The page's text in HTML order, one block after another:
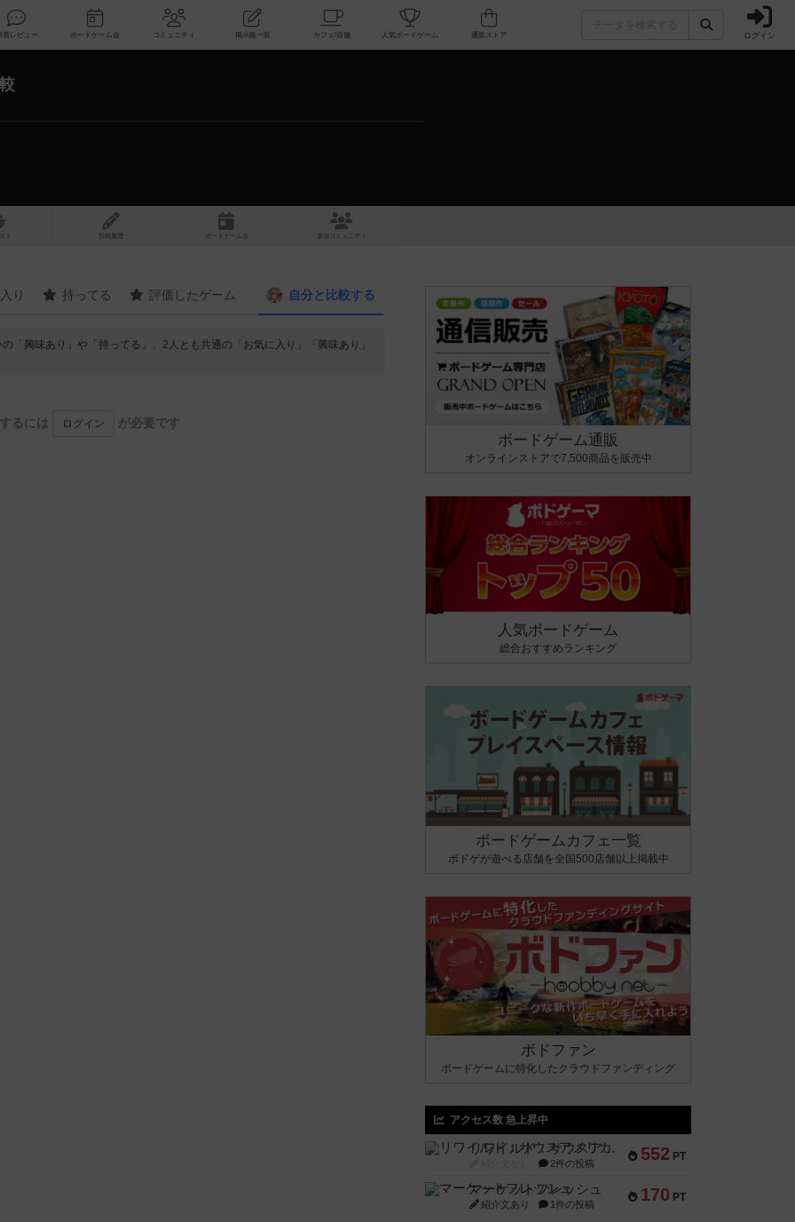
新着レビュー ボードゲーム会 コミュニティ 掲示板一覧 カフェ/店舗 人気ボードゲーム ログイン
ト 投稿履歴 ボ ドゲ ーム コミュニティ
り 持ってる 評価したゲーム 自分と 比較する
「興味あり」や「持ってる」、2人とも共通の「お気に入り」「興味あり」
るには ログイン が必要です
ボードゲーム通販
オンラインストアで7,500商品を販売中
人気ボードゲーム
総合おすすめランキング
ボードゲームカフェ一覧
ボドゲが遊べる店舗を全国500店舗以上掲載中
ボドファン
ボードゲームに特化したクラウドファンディング
アクセス数 急上昇中
552 PT
リワイルド：サウスアメリカ
2件の投稿
170 PT
マーケットフレッシュ
紹介文あり 1件の投稿